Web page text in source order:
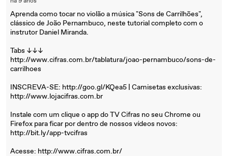
Aprenda como tocar no violão a música "Sons de Carrilhões",
clássico de João Pernambuco, neste tutorial completo com o
instrutor Daniel Miranda.
Tabs ↓↓↓
http://www.cifras.com.br/tablatura/joao-pernambuco/sons-de-
carrilhoes
INSCREVA-SE: http://goo.gl/KQea5 | Camisetas exclusivas:
http://www.lojacifras.com.br
Instale com um clique o app do TV Cifras no seu Chrome ou
Firefox para ficar por dentro de nossos vídeos novos:
http://bit.ly/app-tvcifras
Acesse: http://www.cifras.com.br/